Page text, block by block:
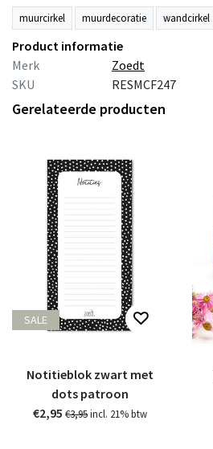
muurcirkel muurdecoratie wandcirkel
Product informatie
Merk
Zoedt
SKU
RESMCF247
Gerelateerde producten
SALE
Notitieblok zwart met
dots patroon
€2,95 €3,95incl. 21% btw